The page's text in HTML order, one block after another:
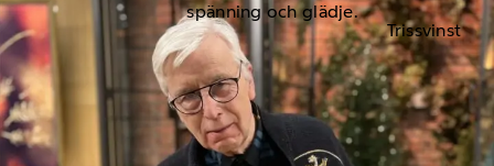
spänning och glädje.
Trissvinst